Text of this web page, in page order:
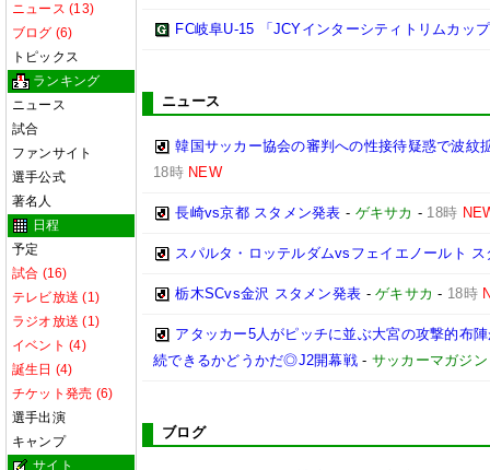
ニュース (13)
ブログ (6)
トピックス
ランキング
ニュース
試合
ファンサイト
選手公式
著名人
日程
予定
試合 (16)
テレビ放送 (1)
ラジオ放送 (1)
イベント (4)
誕生日 (4)
チケット発売 (6)
選手出演
キャンプ
サイト
FC岐阜U-15 「JCYインターシティトリムカッ
ニュース
韓国サッカー協会の審判への性接待疑惑で波紋
18時 NEW
長崎vs京都 スタメン発表 - ゲキサカ - 18時
スパルタ・ロッテルダムvsフェイエノールト ス
栃木SCvs金沢 スタメン発表 -ゲキサカ - 18時
アタッカー5人がピッチに並ぶ大宮の攻撃的布
続できるかどうかだ◎J2開幕戦 - サッカーマガジン
ブログ